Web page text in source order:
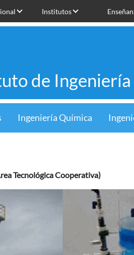
Institutos
de
Ingeniería Química
Tecnológica Cooperativa)